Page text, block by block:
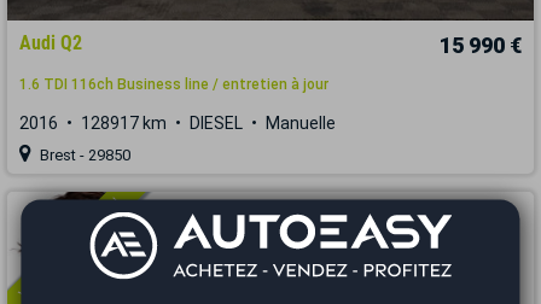
Audi Q2 15 990 €
1.6 TDI 116ch Business line / entretien à jour
2016 128917 km DIESEL Manuelle
Brest - 29850
Vous arrivez trop tard